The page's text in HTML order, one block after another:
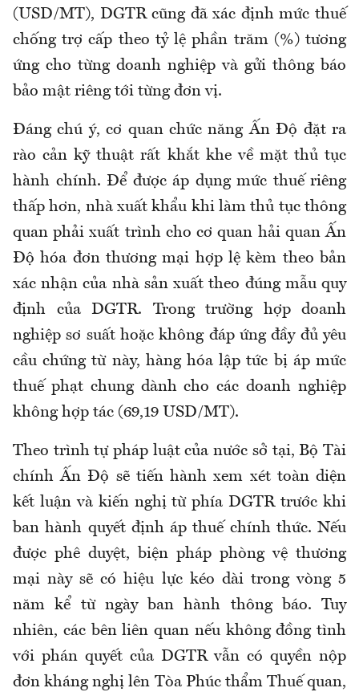
(USD/MT), DGTR cũng đã xác định mức thuế
chống trợ cấp theo tỷ lệ phần trăm (%) tương
ứng cho từng doanh nghiệp và gửi thông báo
bảo mật riêng tới từng đơn vị.
Đáng chú ý, cơ quan chức năng Ấn Độ đặt ra
rào cản kỹ thuật rất khắt khe về mặt thủ tục
hành chính. Để được áp dụng mức thuế riêng
thấp hơn, nhà xuất khẩu khi làm thủ tục thông
quan phải xuất trình cho cơ quan hải quan Ấn
Độ hóa đơn thương mại hợp lệ kèm theo bản
xác nhận của nhà sản xuất theo đúng mẫu quy
định của DGTR. Trong trường hợp doanh
nghiệp sơ suất hoặc không đáp ứng đầy đủ yêu
cầu chứng từ này, hàng hóa lập tức bị áp mức
thuế phạt chung dành cho các doanh nghiệp
không hợp tác (69,19 USD/MT).
Theo trình tự pháp luật của nước sở tại, Bộ Tài
chính Ấn Độ sẽ tiến hành xem xét toàn diện
kết luận và kiến nghị từ phía DGTR trước khi
ban hành quyết định áp thuế chính thức. Nếu
được phê duyệt, biện pháp phòng vệ thương
mại này sẽ có hiệu lực kéo dài trong vòng 5
năm kể từ ngày ban hành thông báo. Tuy
nhiên, các bên liên quan nếu không đồng tình
với phán quyết của DGTR vẫn có quyền nộp
đơn kháng nghị lên Tòa Phúc thẩm Thuế quan,